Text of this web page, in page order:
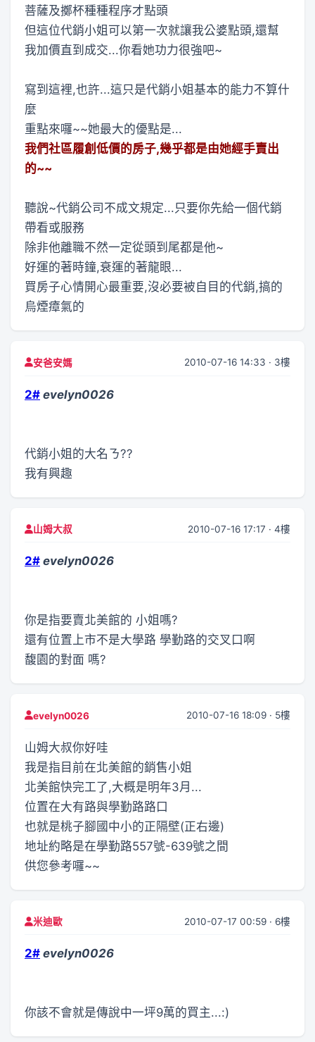
菩薩及擲杯種種程序才點頭
但這位代銷小姐可以第一次就讓我公婆點頭,還幫
我加價直到成交...你看她功力很強吧~
寫到這裡,也許...這只是代銷小姐基本的能力不算什
麼
重點來囉~~她最大的優點是...
我們社區履創低價的房子,幾乎都是由她經手賣出
的~~
聽說~代銷公司不成文規定...只要你先給一個代銷
帶看或服務
除非他離職不然一定從頭到尾都是他~
好運的著時鐘,衰運的著龍眼...
買房子心情開心最重要,沒必要被自目的代銷,搞的
烏煙瘴氣的
安爸安媽 2010-07-16 14:33 · 3樓
2# evelyn0026
代銷小姐的大名ㄋ??
我有興趣
山姆大叔 2010-07-16 17:17 · 4樓
2# evelyn0026
你是指要賣北美館的 小姐嗎?
還有位置上市不是大學路 學勤路的交叉口啊
馥園的對面 嗎?
evelyn0026 2010-07-16 18:09 · 5樓
山姆大叔你好哇
我是指目前在北美館的銷售小姐
北美館快完工了,大概是明年3月...
位置在大有路與學勤路路口
也就是桃子腳國中小的正隔壁(正右邊)
地址約略是在學勤路557號-639號之間
供您參考囉~~
米迪歐 2010-07-17 00:59 · 6樓
2# evelyn0026
你該不會就是傳說中一坪9萬的買主...:)